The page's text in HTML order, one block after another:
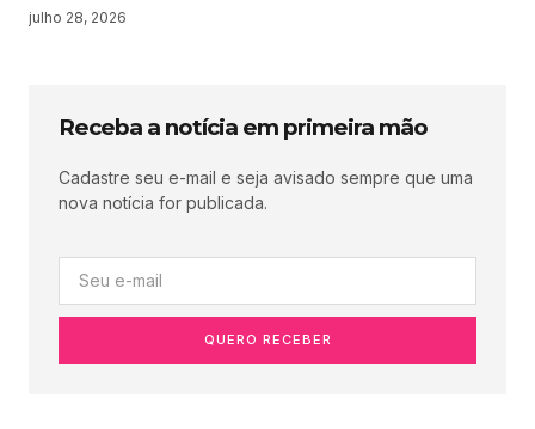
julho 28, 2026
Receba a notícia em primeira mão
Cadastre seu e-mail e seja avisado sempre que uma
nova notícia for publicada.
QUERO RECEBER